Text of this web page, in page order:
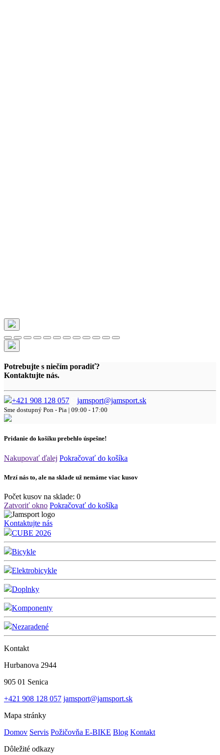
Potrebujte s niečím poradiť?
Kontaktujte nás.
+421 908 128 057 jamsport@jamsport.sk
Sme dostupný Pon - Pia | 09:00 - 17:00
Pridanie do košíku prebehlo úspešne!
Nakupovať ďalej Pokračovať do košíka
Mrzí nás to, ale na sklade už nemáme viac kusov
Počet kusov na sklade: 0
Zatvoriť okno Pokračovať do košíka
Kontaktujte nás
CUBE 2026
Bicykle
Elektrobicykle
Doplnky
Komponenty
Nezaradené
Kontakt
Hurbanova 2944
905 01 Senica
+421 908 128 057 jamsport@jamsport.sk
Mapa stránky
Domov Servis Požičovňa E-BIKE Blog Kontakt
Dôležité odkazy